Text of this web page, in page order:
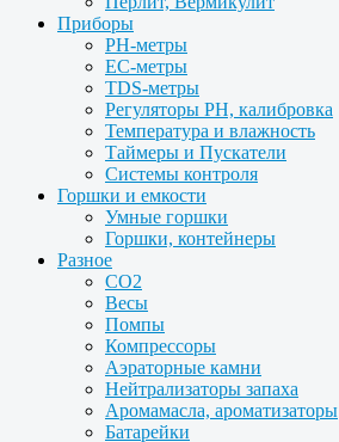
Приборы
PH-метры
EC-метры
TDS-метры
Регуляторы PH, калибровка
Температура и влажность
Таймеры и Пускатели
Системы контроля
Горшки и емкости
Умные горшки
Горшки, контейнеры
Разное
CO2
Весы
Помпы
Компрессоры
Аэраторные камни
Нейтрализаторы запаха
Аромамасла, ароматизаторы
Батарейки